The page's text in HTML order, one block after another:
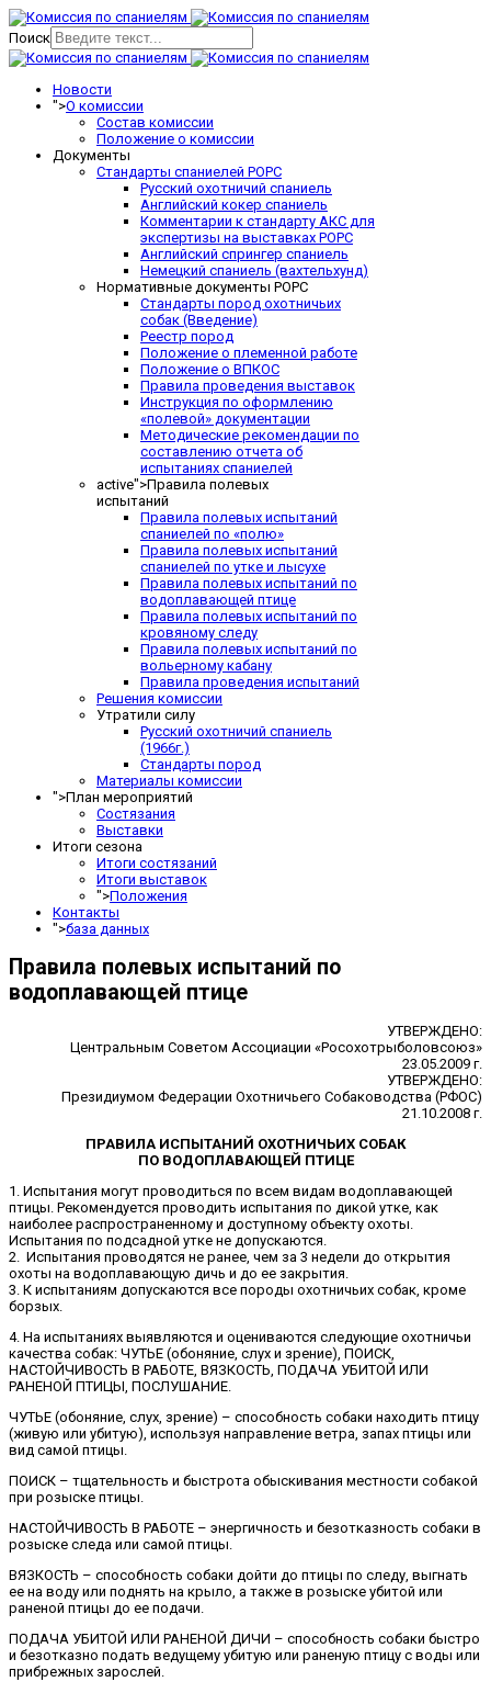
Поиск
Новости
">О комиссии
Состав комиссии
Положение о комиссии
Документы
Стандарты спаниелей РОРС
Русский охотничий спаниель
Английский кокер спаниель
Комментарии к стандарту АКС для
экспертизы на выставках РОРС
Английский спрингер спаниель
Немецкий спаниель (вахтельхунд)
Нормативные документы РОРС
Стандарты пород охотничьих
собак (Введение)
Реестр пород
Положение о племенной работе
Положение о ВПКОС
Правила проведения выставок
Инструкция по оформлению
«полевой» документации
Методические рекомендации по
составлению отчета об
испытаниях спаниелей
active">Правила полевых
испытаний
Правила полевых испытаний
спаниелей по «полю»
Правила полевых испытаний
спаниелей по утке и лысухе
Правила полевых испытаний по
водоплавающей птице
Правила полевых испытаний по
кровяному следу
Правила полевых испытаний по
вольерному кабану
Правила проведения испытаний
Решения комиссии
Утратили силу
Русский охотничий спаниель
(1966г.)
Стандарты пород
Материалы комиссии
">План мероприятий
Состязания
Выставки
Итоги сезона
Итоги состязаний
Итоги выставок
">Положения
Контакты
">база данных
Правила полевых испытаний по
водоплавающей птице
УТВЕРЖДЕНО:
Центральным Советом Ассоциации «Росохотрыболовсоюз»
23.05.2009 г.
УТВЕРЖДЕНО:
Президиумом Федерации Охотничьего Собаководства (РФОС)
21.10.2008 г.
ПРАВИЛА ИСПЫТАНИЙ ОХОТНИЧЬИХ СОБАК
ПО ВОДОПЛАВАЮЩЕЙ ПТИЦЕ
1. Испытания могут проводиться по всем видам водоплавающей
птицы. Рекомендуется проводить испытания по дикой утке, как
наиболее распространенному и доступному объекту охоты.
Испытания по подсадной утке не допускаются.
2. Испытания проводятся не ранее, чем за 3 недели до открытия
охоты на водоплавающую дичь и до ее закрытия.
3. К испытаниям допускаются все породы охотничьих собак, кроме
борзых.
4. На испытаниях выявляются и оцениваются следующие охотничьи
качества собак: ЧУТЬЕ (обоняние, слух и зрение), ПОИСК,
НАСТОЙЧИВОСТЬ В РАБОТЕ, ВЯЗКОСТЬ, ПОДАЧА УБИТОЙ ИЛИ
РАНЕНОЙ ПТИЦЫ, ПОСЛУШАНИЕ.
ЧУТЬЕ (обоняние, слух, зрение) – способность собаки находить птицу
(живую или убитую), используя направление ветра, запах птицы или
вид самой птицы.
ПОИСК – тщательность и быстрота обыскивания местности собакой
при розыске птицы.
НАСТОЙЧИВОСТЬ В РАБОТЕ – энергичность и безотказность собаки в
розыске следа или самой птицы.
ВЯЗКОСТЬ – способность собаки дойти до птицы по следу, выгнать
ее на воду или поднять на крыло, а также в розыске убитой или
раненой птицы до ее подачи.
ПОДАЧА УБИТОЙ ИЛИ РАНЕНОЙ ДИЧИ – способность собаки быстро
и безотказно подать ведущему убитую или раненую птицу с воды или
прибрежных зарослей.